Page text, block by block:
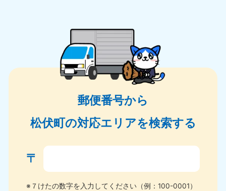
郵便番号から
松伏町の対応エリアを検索する
〒
※７けたの数字を入力してください（例：100-0001）